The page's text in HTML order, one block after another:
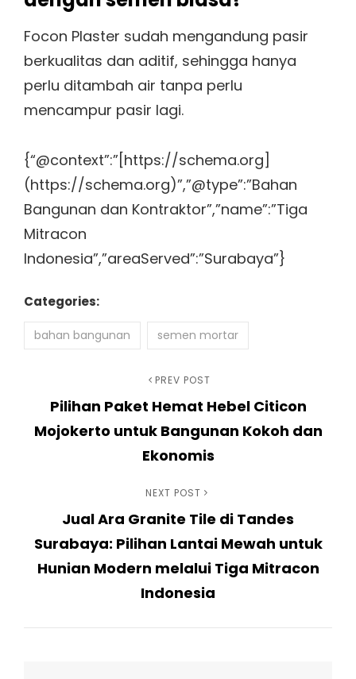
Focon Plaster sudah mengandung pasir
berkualitas dan aditif, sehingga hanya
perlu ditambah air tanpa perlu
mencampur pasir lagi.
{“@context”:”[https://schema.org]
(https://schema.org)”,”@type”:”Bahan
Bangunan dan Kontraktor”,”name”:”Tiga
Mitracon
Indonesia”,”areaServed”:”Surabaya”}
Categories:
bahan bangunan semen mortar
pos
Post
PREV POST
Pilihan Paket Hemat Hebel Citicon
Mojokerto untuk Bangunan Kokoh dan
Ekonomis
NEXT POST
Jual Ara Granite Tile di Tandes
Surabaya: Pilihan Lantai Mewah untuk
Hunian Modern melalui Tiga Mitracon
Indonesia